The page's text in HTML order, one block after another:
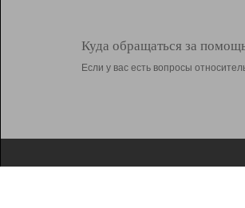
Куда обращаться за
Если у вас есть вопросы